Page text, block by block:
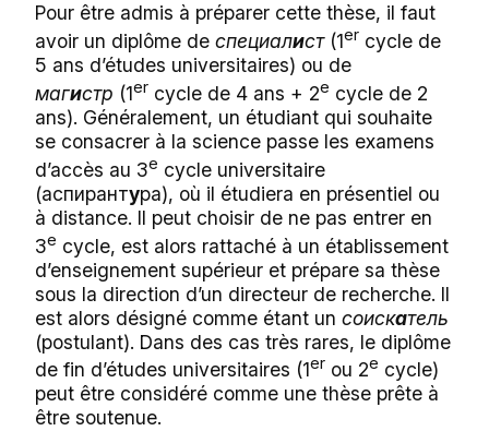
Pour être admis à préparer cette thèse, il faut
avoir un diplôme de cпециалист(1er cycle de
5 ans d’études universitaires) ou de
магистр (1er cycle de 4 ans + 2e cycle de 2
ans). Généralement, un étudiant qui souhaite
se consacrer à la science passe les examens
d’accès au 3e cycle universitaire
(аспирантура), où il étudiera en présentiel ou
à distance. Il peut choisir de ne pas entrer en
3e cycle, est alors rattaché à un établissement
d’enseignement supérieur et prépare sa thèse
sous la direction d’un directeur de recherche. Il
est alors désigné comme étant un соискатель
(postulant). Dans des cas très rares, le diplôme
de fin d’études universitaires (1er ou 2e cycle)
peut être considéré comme une thèse prête à
être soutenue.